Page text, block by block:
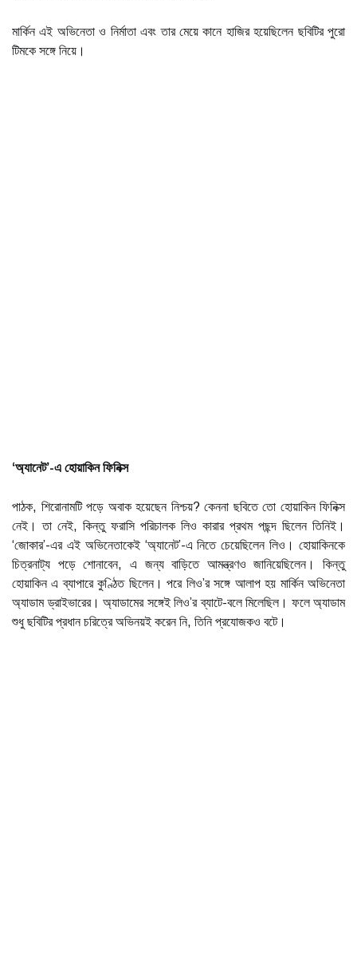
মার্কিন এই অভিনেতা ও নির্মাতা এবং তার মেয়ে কানে হাজির হয়েছিলেন ছবিটির পুরো
টিমকে সঙ্গে নিয়ে।
‘অ্যানেট’-এ হোয়াকিন ফিনিক্স
পাঠক, শিরোনামটি পড়ে অবাক হয়েছেন নিশ্চয়? কেননা ছবিতে তো হোয়াকিন ফিনিক্স
নেই। তা নেই, কিন্তু ফরাসি পরিচালক লিও কারার প্রথম পছন্দ ছিলেন তিনিই।
‘জোকার’-এর এই অভিনেতাকেই ‘অ্যানেট’-এ নিতে চেয়েছিলেন লিও। হোয়াকিনকে
চিত্রনাট্য পড়ে শোনাবেন, এ জন্য বাড়িতে আমন্ত্রণও জানিয়েছিলেন। কিন্তু
হোয়াকিন এ ব্যাপারে কুণ্ঠিত ছিলেন। পরে লিও’র সঙ্গে আলাপ হয় মার্কিন অভিনেতা
অ্যাডাম ড্রাইভারের। অ্যাডামের সঙ্গেই লিও’র ব্যাটে-বলে মিলেছিল। ফলে অ্যাডাম
শুধু ছবিটির প্রধান চরিত্রে অভিনয়ই করেন নি, তিনি প্রযোজকও বটে।